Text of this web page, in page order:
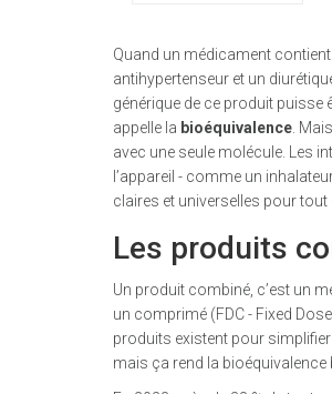
Quand un médicament
antihypertenseur et un
générique de ce produit puisse
appelle la bioéquivalence .
avec une seule molécule. Les
l’appareil - comme un
claires et universelles pour tout
Les produits
Un produit combiné, c’est un
un comprimé (FDC - Fixed
produits existent pour simplifier
mais ça rend la bioéquivalence